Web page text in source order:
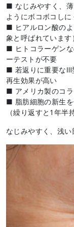
■ なじみやすく、
ようにボコボコしに
■ ヒアルロン酸の
象と呼ばれています
■ ヒトコラーゲン
ーテストが不要
■ 若返りに重要なⅢ
再生効果が高い
■ アメリカ製のコラ
■ 脂肪細胞の新生を
（繰り返すと1年半
なじみやすく、浅い